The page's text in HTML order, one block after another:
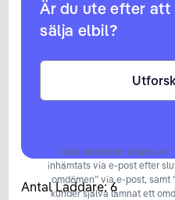
Är du ute efter att
sälja elbil?
Våra omdömen utgörs av
inhämtats via e-post efter
omdömen” via e-post, samt
kunder själva lämnat ett
Antal Laddare:6